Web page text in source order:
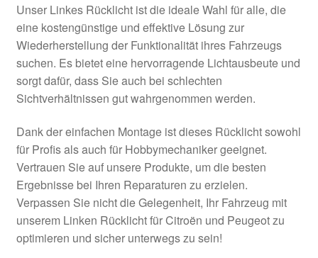
Über uns
Warenkorb
Weltweiter Versand
Zahlungen
Unser Linkes Rücklicht ist die ideale Wahl für alle, die
eine kostengünstige und effektive Lösung zur
Wiederherstellung der Funktionalität ihres Fahrzeugs
suchen. Es bietet eine hervorragende Lichtausbeute und
sorgt dafür, dass Sie auch bei schlechten
Sichtverhältnissen gut wahrgenommen werden.
Dank der einfachen Montage ist dieses Rücklicht sowohl
für Profis als auch für Hobbymechaniker geeignet.
Vertrauen Sie auf unsere Produkte, um die besten
Ergebnisse bei Ihren Reparaturen zu erzielen.
Verpassen Sie nicht die Gelegenheit, Ihr Fahrzeug mit
unserem Linken Rücklicht für Citroën und Peugeot zu
optimieren und sicher unterwegs zu sein!